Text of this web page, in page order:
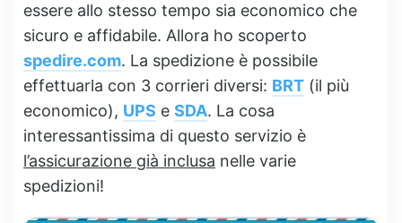
essere allo stesso tempo sia economico che
sicuro e affidabile. Allora ho scoperto
spedire.com. La spedizione è possibile
effettuarla con 3 corrieri diversi: BRT (il più
economico), UPS e SDA. La cosa
interessantissima di questo servizio è
l’assicurazione già inclusa nelle varie
spedizioni!